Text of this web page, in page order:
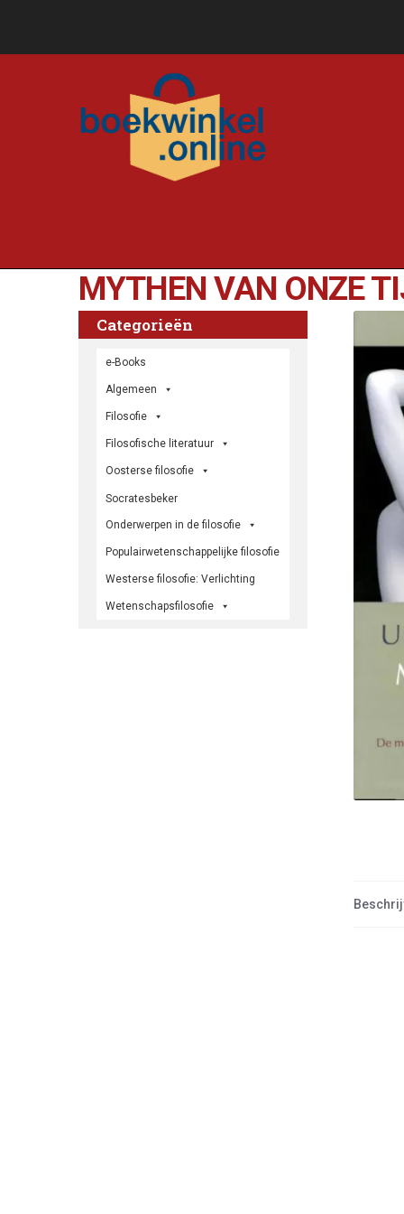
MYTHEN VAN ONZE
Categorieën
e-Books
Algemeen
Filosofie
Filosofische literatuur
Oosterse filosofie
Socratesbeker
Onderwerpen in de filosofie
Populairwetenschappelijke filosofie
Westerse filosofie: Verlichting
Wetenschapsfilosofie